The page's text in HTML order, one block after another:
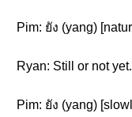
Pim: ยัง (yang)
Ryan: Still or not yet.
Pim: ยัง (yang)